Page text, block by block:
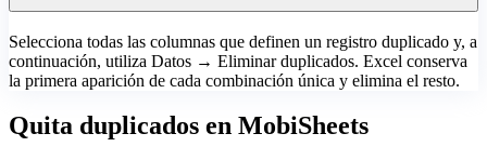
Selecciona todas las columnas que definen un registro duplicado y, a
continuación, utiliza Datos → Eliminar duplicados. Excel conserva
la primera aparición de cada combinación única y elimina el resto.
Quita duplicados en MobiSheets